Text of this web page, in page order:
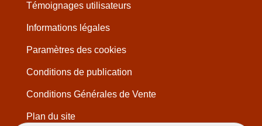
Témoignages utilisateurs
Informations légales
Paramètres des cookies
Conditions de publication
Conditions Générales de Vente
Plan du site